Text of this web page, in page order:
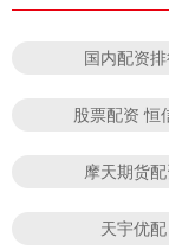
国内配资
股票配资 恒
摩天期货
天宇优配